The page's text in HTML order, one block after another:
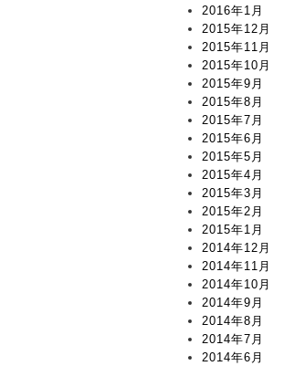
2016年1月
2015年12月
2015年11月
2015年10月
2015年9月
2015年8月
2015年7月
2015年6月
2015年5月
2015年4月
2015年3月
2015年2月
2015年1月
2014年12月
2014年11月
2014年10月
2014年9月
2014年8月
2014年7月
2014年6月